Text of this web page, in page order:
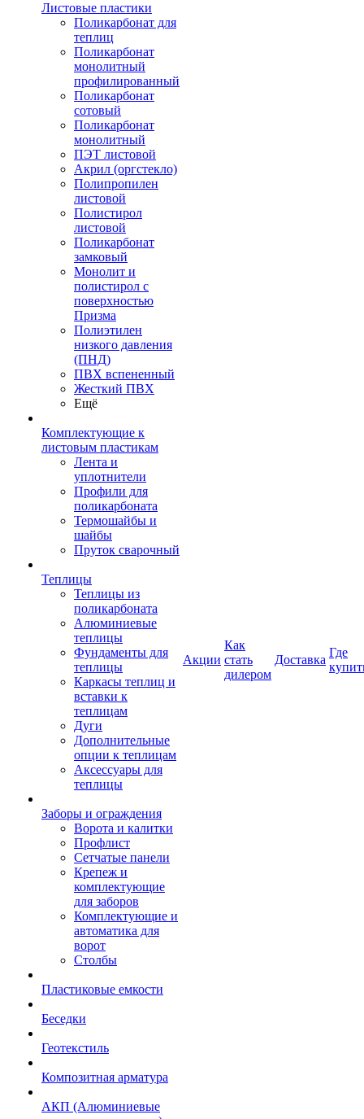
Листовые пластики
Поликарбонат для
теплиц
Поликарбонат
монолитный
профилированный
Поликарбонат
сотовый
Поликарбонат
монолитный
ПЭТ листовой
Акрил (оргстекло)
Полипропилен
листовой
Полистирол
листовой
Поликарбонат
замковый
Монолит и
полистирол с
поверхностью
Призма
Полиэтилен
низкого давления
(ПНД)
ПВХ вспененный
Жесткий ПВХ
Ещё
Комплектующие к
листовым пластикам
Лента и
уплотнители
Профили для
поликарбоната
Термошайбы и
шайбы
Пруток сварочный
Теплицы
Теплицы из
поликарбоната
Алюминиевые
теплицы
Фундаменты для
теплицы
Каркасы теплиц и
вставки к
теплицам
Дуги
Дополнительные
опции к теплицам
Аксессуары для
теплицы
Заборы и ограждения
Ворота и калитки
Профлист
Сетчатые панели
Крепеж и
комплектующие
для заборов
Комплектующие и
автоматика для
ворот
Столбы
Пластиковые емкости
Беседки
Геотекстиль
Композитная арматура
АКП (Алюминиевые
Акции
Как
стать
дилером
Доставка
Где